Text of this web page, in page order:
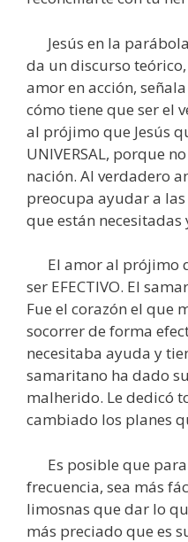
Jesús en la
da un discurso
amor en acción,
cómo tiene que ser el
al prójimo que Jesús
UNIVERSAL, porque
nación. Al verdadero
preocupa ayudar a
que están necesitadas
El amor al prójimo
ser EFECTIVO. El
Fue el corazón el que
socorrer de forma
necesitaba ayuda y
samaritano ha dado
malherido. Le dedicó
cambiado los planes
Es posible que para
frecuencia, sea más
limosnas que dar lo
más preciado que es